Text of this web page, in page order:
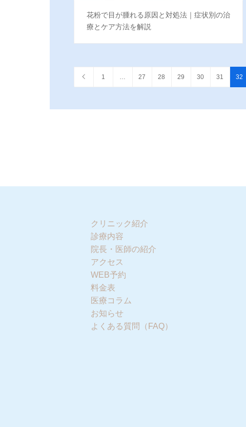
花粉で目が腫れる原因と対処法｜症状別の治
療とケア方法を解説
1 … 27 28 29 30 31 32
クリニック紹介
診療内容
院長・医師の紹介
アクセス
WEB予約
料金表
医療コラム
お知らせ
よくある質問（FAQ）